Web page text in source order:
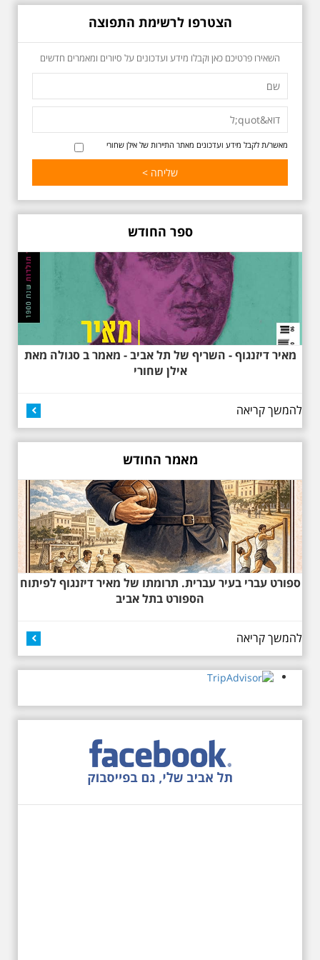
19.6.2026 יום שישי
בבוקר בשעה 10:00 -
לרגל עשור לפטירתו -
אריק איינשטיין סיור
מיוחד בעקבות חייו
ושיריוו - עטור מצחך זהב
שחור תחנות תל אביביות
מחייו של אריק איינשטיין -
מתאים גם למשפחות -
תוצרת הארץ
לרגל 13 שנה לפטירתו סיור באחדים
מתחנותיו של אריק איינשטיין
בתל-אביב. החל ממקום ילדותו, דרך
המקומות שהזכיר בשיריו. מקום
עליהם חלם והתגעגע. נתחיל מבית
הסיור ליד קברו בבית הקברות
טרומפלדור. תוצרת הארץ
26.6.2026 - שישי בבוקר
ב 10:00 אריק איינשטיין
סיור מיוחד בעקבות חייו
שחור תחנות תל אביביות
מחייו של אריק איינשטיין -
מתאים גם למשפחות -
תוצרת הארץ
13 שנים לפטירתו של זמר ענק. סיור
בתל-אביב. החל ממקום ילדותו, דרך
המקומות שהזכיר בשיריו. מקום
עליהם חלם והתגעגע. נתחיל מבית
הולדתו ברחוב גורדון. נשמע אחדים
משיריו של אריק איינשטיין ונסיים את
הסיור ליד קברו בבית הקברות
טרומפלדור. תוצרת הארץ
3.7.2026 - שישי בבוקר ב
סיור בסימן עשור
לפטירתו. סיור מיוחד
עטור מצחך זהב שחור
תחנות תל אביביות מחייו
של אריק איינשטיין -
מתאים גם למשפחות -
סיור מיוחד לזכרו של אריק איינשטיין,
הצטרפו לרשימת התפוצה
השאירו פרטיכם כאן וקבלו מידע ועדכונים על סיורים ומאמרים חדשים
מאשר/ת לקבל מידע ועדכונים מאתר התיירות של אילן שחורי
ספר החודש
מאיר דיזנגוף - השריף של תל אביב - מאמר ב סגולה מאת
אילן שחורי
להמשך קריאה
מאמר החודש
ספורט עברי בעיר עברית. תרומתו של מאיר דיזנגוף לפיתוח
הספורט בתל אביב
להמשך קריאה